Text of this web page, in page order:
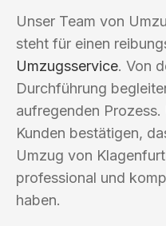
Unser Team von
steht für einen
Umzugsservice. Von
Durchführung
aufregenden
Kunden bestätigen,
Umzug von
professional und
haben.